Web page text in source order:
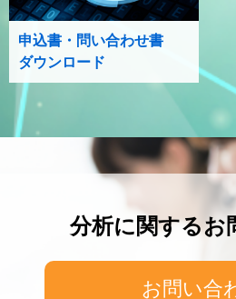
申込書・問い合わせ書
ダウンロード
分析に関するお
お問い合